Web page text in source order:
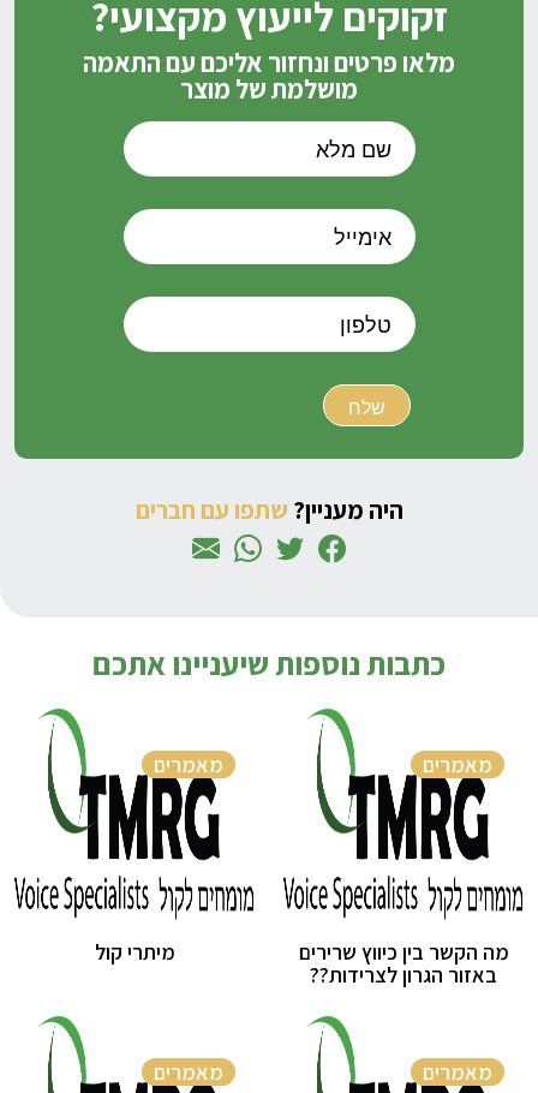
זקוקים לייעוץ מקצועי?
מלאו פרטים ונחזור אליכם עם התאמה
מושלמת של מוצר
היה מעניין? שתפו עם חברים
כתבות נוספות שיעניינו אתכם
מאמרים
מה הקשר בין כיווץ שרירים
באזור הגרון לצרידות??
מאמרים
מיתרי קול
מאמרים מאמרים